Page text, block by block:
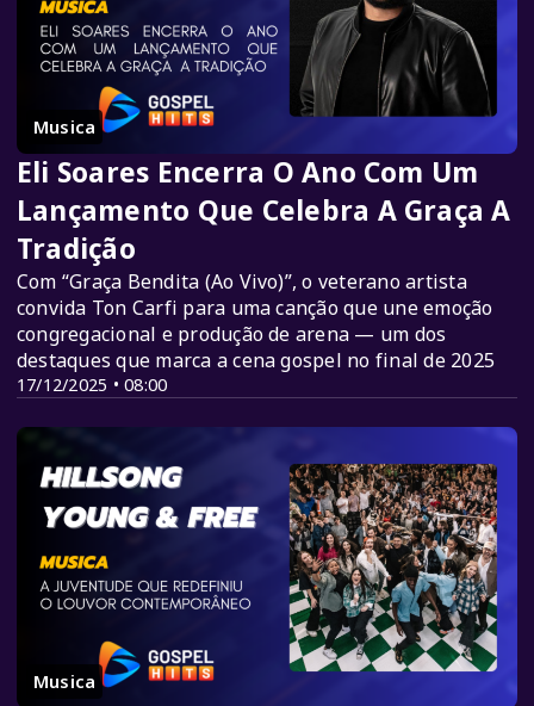
Musica
17/12/2025 • 08:00
Eli Soares Encerra O Ano Com Um
Lançamento Que Celebra A Graça A
Tradição
Com “Graça Bendita (Ao Vivo)”, o veterano artista
convida Ton Carfi para uma canção que une emoção
congregacional e produção de arena — um dos
destaques que marca a cena gospel no final de 2025
Musica